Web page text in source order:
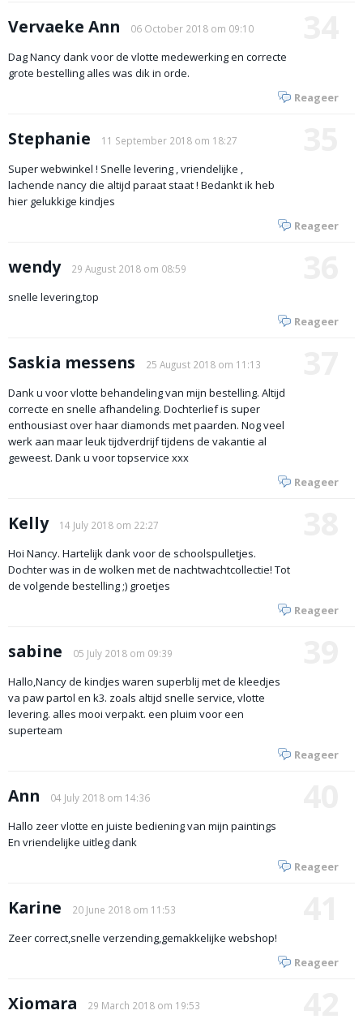
Vervaeke Ann 06 October 2018 om 09:10
Dag Nancy dank voor de vlotte medewerking en correcte
grote bestelling alles was dik in orde.
Reageer
Stephanie 11 September 2018 om 18:27
Super webwinkel ! Snelle levering , vriendelijke ,
lachende nancy die altijd paraat staat ! Bedankt ik heb
hier gelukkige kindjes
Reageer
wendy 29 August 2018 om 08:59
snelle levering,top
Reageer
Saskia messens 25 August 2018 om 11:13
Dank u voor vlotte behandeling van mijn bestelling. Altijd
correcte en snelle afhandeling. Dochterlief is super
enthousiast over haar diamonds met paarden. Nog veel
werk aan maar leuk tijdverdrijf tijdens de vakantie al
geweest. Dank u voor topservice xxx
Reageer
Kelly 14 July 2018 om 22:27
Hoi Nancy. Hartelijk dank voor de schoolspulletjes.
Dochter was in de wolken met de nachtwachtcollectie! Tot
de volgende bestelling ;) groetjes
Reageer
sabine 05 July 2018 om 09:39
Hallo,Nancy de kindjes waren superblij met de kleedjes
va paw partol en k3. zoals altijd snelle service, vlotte
levering. alles mooi verpakt. een pluim voor een
superteam
Reageer
Ann 04 July 2018 om 14:36
Hallo zeer vlotte en juiste bediening van mijn paintings
En vriendelijke uitleg dank
Reageer
Karine 20 June 2018 om 11:53
Zeer correct,snelle verzending,gemakkelijke webshop!
Reageer
Xiomara 29 March 2018 om 19:53